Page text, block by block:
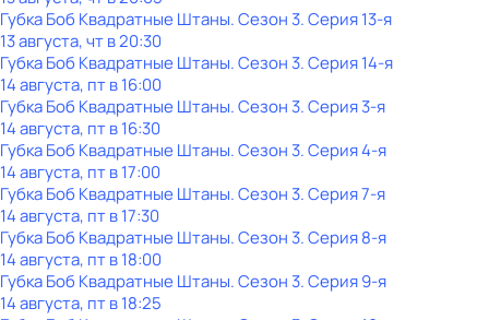
Губка Боб Квадратные Штаны. Сезон 3. Серия 13-я
13 августа, чт в 20:30
Губка Боб Квадратные Штаны. Сезон 3. Серия 14-я
14 августа, пт в 16:00
Губка Боб Квадратные Штаны. Сезон 3. Серия 3-я
14 августа, пт в 16:30
Губка Боб Квадратные Штаны. Сезон 3. Серия 4-я
14 августа, пт в 17:00
Губка Боб Квадратные Штаны. Сезон 3. Серия 7-я
14 августа, пт в 17:30
Губка Боб Квадратные Штаны. Сезон 3. Серия 8-я
14 августа, пт в 18:00
Губка Боб Квадратные Штаны. Сезон 3. Серия 9-я
14 августа, пт в 18:25